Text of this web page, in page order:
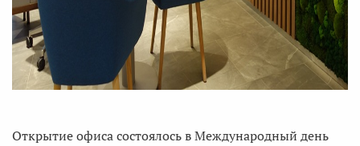
Открытие офиса состоялось в Международный день